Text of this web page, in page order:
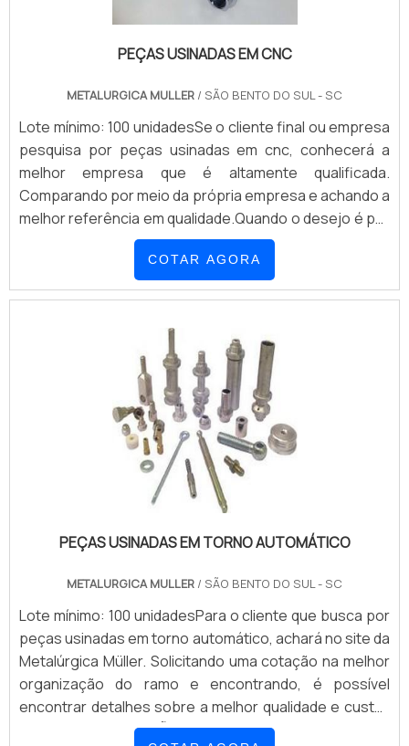
PEÇAS USINADAS EM CNC
METALURGICA MULLER / SÃO BENTO DO SUL - SC
Lote mínimo: 100 unidadesSe o cliente final ou empresa
pesquisa por peças usinadas em cnc, conhecerá a
melhor empresa que é altamente qualificada.
Comparando por meio da própria empresa e achando a
melhor referência em qualidade.Quando o desejo é por
peças usinadas em cnc, com a Metalúrgica Müller o
cliente poderá contar ótima qualidade com
atendimento personalizado de acordo com a vontade
COTAR AGORA
PEÇAS USINADAS EM TORNO AUTOMÁTICO
METALURGICA MULLER / SÃO BENTO DO SUL - SC
Lote mínimo: 100 unidadesPara o cliente que busca por
peças usinadas em torno automático, achará no site da
Metalúrgica Müller. Solicitando uma cotação na melhor
organização do ramo e encontrando, é possível
encontrar detalhes sobre a melhor qualidade e custo-
benefício.INFORMAÇÕES SOBRE AS PEÇAS USINADAS